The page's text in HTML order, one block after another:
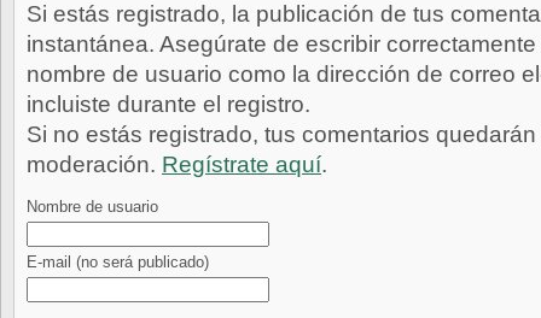
Si estás registrado, la publicación de tus
instantánea. Asegúrate de escribir
nombre de usuario como la dirección de correo
incluiste durante el registro.
Si no estás registrado, tus comentarios
moderación. Regístrate aquí.
Nombre de usuario
E-mail (no será publicado)